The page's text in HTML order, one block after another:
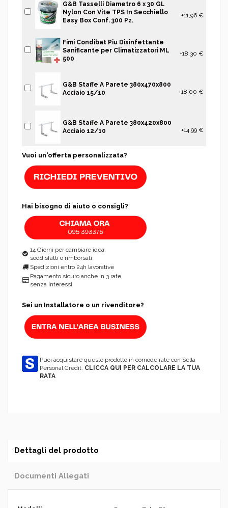
G&B Tasselli Diametro 6 x 30 GL
Nylon Con Vite TPS In Secchiello
Easy Box Conf. 300 Pz.
+11,96 €
Fimi Condibat Piu Disinfettante
Sanificante per Climatizzatori ML
500
+18,30 €
G&B Staffe A Parete 380x470x800
Acciaio 15/10
+18,00 €
G&B Staffe A Parete 380x420x800
Acciaio 12/10
+14,99 €
Vuoi un'offerta personalizzata?
Hai bisogno di aiuto o consigli?
14 Giorni per cambiare idea,
soddisfatti o rimborsati
Spedizioni entro 24h lavorative
Pagamento sicuro anche in 3 rate
senza interessi
Sei un Installatore o un rivenditore?
Puoi acquistare questo prodotto in comode rate con Sella
Personal Credit. CLICCA QUI PER CALCOLARE LA TUA
RATA
Dettagli del prodotto
Documenti Allegati